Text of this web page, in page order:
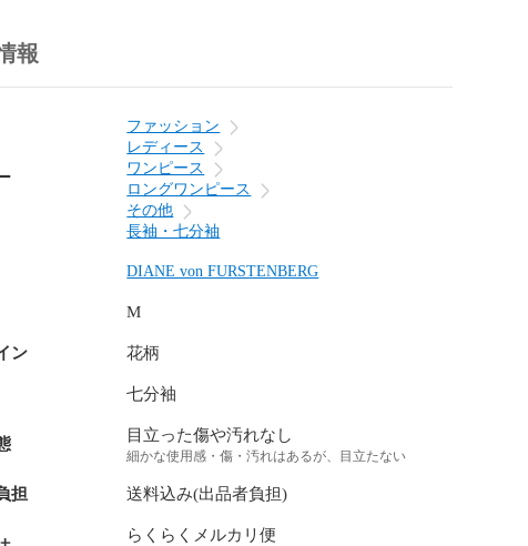
報
ファッション
レディース
ワンピース
ロングワンピース
その他
長袖・七分袖
DIANE von FURSTENBERG
M
ン 花柄
七分袖
目立った傷や汚れなし
細かな使用感・傷・汚れはあるが、目立たない
担 送料込み(出品者負担)
らくらくメルカリ便